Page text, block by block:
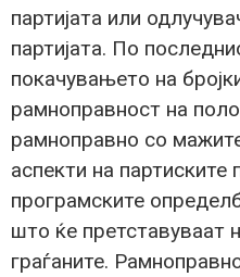
партијата или
партијата. По
покачувањето на
рамноправност на
рамноправно со
аспекти на
програмските
што ќе претставуваат
граѓаните.